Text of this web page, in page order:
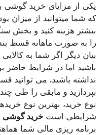
یکی از مزایای خرید
که شما میتوانید از
بیشتر هزینه کنید و بخش
را به صورت ماهانه قسط
بیان دیگر اگر شما به
باشید اما در شرایط حاضر
نداشته باشید، می توانید
بپردازید و مابقی را طی
نوع خرید، بهترین نوع
شرایطی است خرید گوشی
برنامه ریزی مالی شما